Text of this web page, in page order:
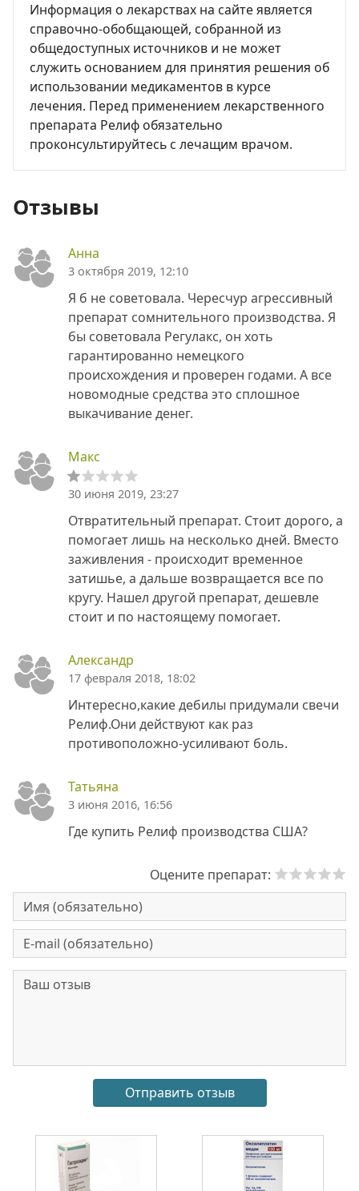
Информация о лекарствах на сайте является
справочно-обобщающей, собранной из
общедоступных источников и не может
служить основанием для принятия решения об
использовании медикаментов в курсе
лечения. Перед применением лекарственного
препарата Релиф обязательно
проконсультируйтесь с лечащим врачом.
Отзывы
Анна
3 октября 2019, 12:10
Я б не советовала. Чересчур агрессивный
препарат сомнительного производства. Я
бы советовала Регулакс, он хоть
гарантированно немецкого
происхождения и проверен годами. А все
новомодные средства это сплошное
выкачивание денег.
Макс
30 июня 2019, 23:27
Отвратительный препарат. Стоит дорого, а
помогает лишь на несколько дней. Вместо
заживления - происходит временное
затишье, а дальше возвращается все по
кругу. Нашел другой препарат, дешевле
стоит и по настоящему помогает.
Александр
17 февраля 2018, 18:02
Интересно,какие дебилы придумали свечи
Релиф.Они действуют как раз
противоположно-усиливают боль.
Татьяна
3 июня 2016, 16:56
Где купить Релиф производства США?
Оцените препарат: